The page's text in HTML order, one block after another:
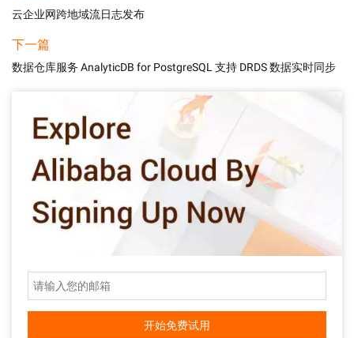
云企业网跨地域流日志发布
下一篇
数据仓库服务 AnalyticDB for PostgreSQL 支持 DRDS 数据实时同步
开始免费试用